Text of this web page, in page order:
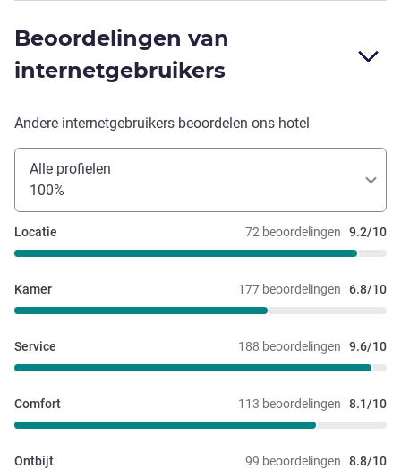
Beoordelingen van
internetgebruikers
Andere internetgebruikers beoordelen ons hotel
Alle profielen
100%
72 beoordelingen 9.2/10
Locatie
177 beoordelingen 6.8/10
Kamer
188 beoordelingen 9.6/10
Service
113 beoordelingen 8.1/10
Comfort
99 beoordelingen 8.8/10
Ontbijt